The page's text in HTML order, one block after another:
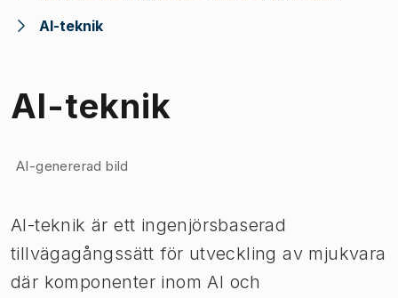
AI-teknik
AI-teknik
Bild 1 av 1
AI-genererad bild
AI-teknik är ett ingenjörsbaserad
tillvägagångssätt för utveckling av mjukvara
där komponenter inom AI och